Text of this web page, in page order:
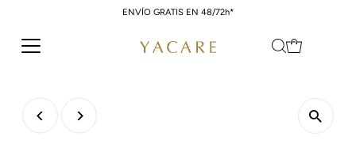
Ir directamente al contenido
ENVÍO GRATIS EN 48/72h*